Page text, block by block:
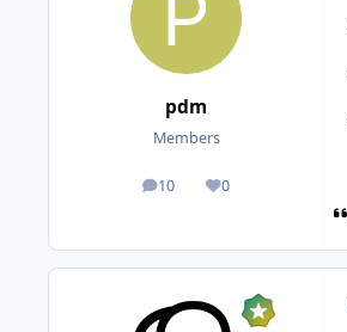
pdm
Members
10
posts 0
Reputation